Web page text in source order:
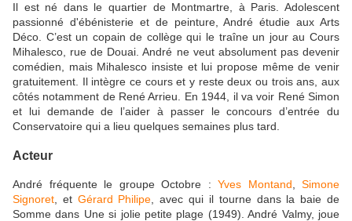
Il est né dans le quartier de Montmartre, à Paris. Adolescent
passionné d'ébénisterie et de peinture, André étudie aux Arts
Déco. C’est un copain de collège qui le traîne un jour au Cours
Mihalesco, rue de Douai. André ne veut absolument pas devenir
comédien, mais Mihalesco insiste et lui propose même de venir
gratuitement. Il intègre ce cours et y reste deux ou trois ans, aux
côtés notamment de René Arrieu. En 1944, il va voir René Simon
et lui demande de l’aider à passer le concours d’entrée du
Conservatoire qui a lieu quelques semaines plus tard.
Acteur
André fréquente le groupe Octobre : Yves Montand
Simone
Signoret , et Gérard Philipe , avec qui il tourne dans la baie de
Somme dans Une si jolie petite plage (1949). André Valmy, joue